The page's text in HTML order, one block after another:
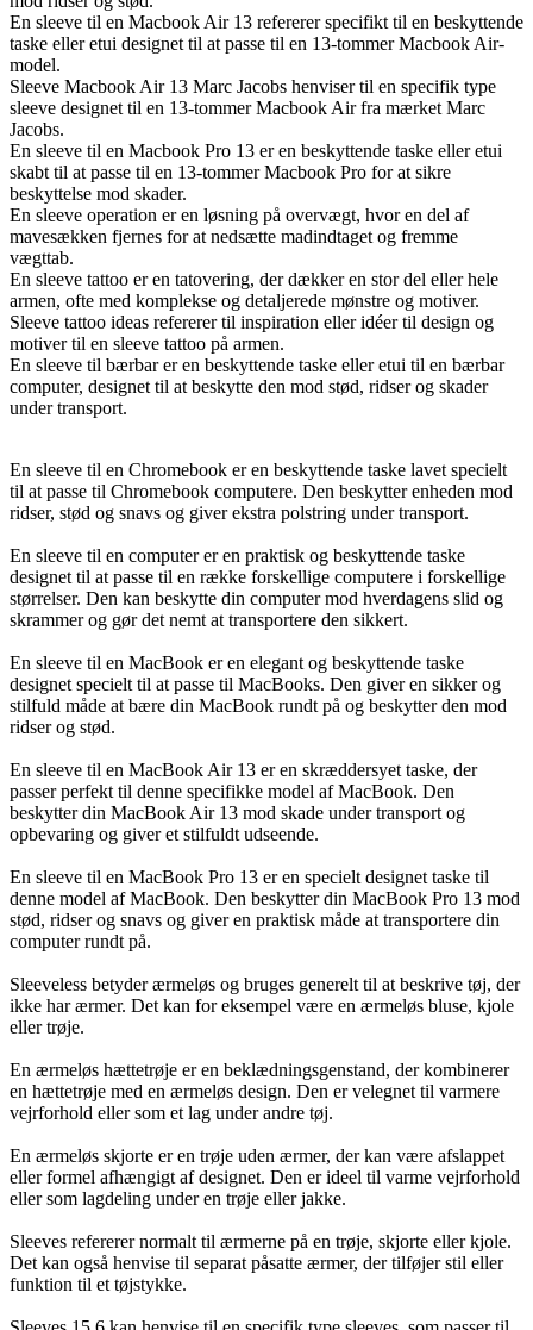
En sleeve til en Macbook Air 13 refererer specifikt til en beskyttende
taske eller etui designet til at passe til en 13-tommer Macbook Air-
model.
Sleeve Macbook Air 13 Marc Jacobs henviser til en specifik type
sleeve designet til en 13-tommer Macbook Air fra mærket Marc
Jacobs.
En sleeve til en Macbook Pro 13 er en beskyttende taske eller etui
skabt til at passe til en 13-tommer Macbook Pro for at sikre
beskyttelse mod skader.
En sleeve operation er en løsning på overvægt, hvor en del af
mavesækken fjernes for at nedsætte madindtaget og fremme
vægttab.
En sleeve tattoo er en tatovering, der dækker en stor del eller hele
armen, ofte med komplekse og detaljerede mønstre og motiver.
Sleeve tattoo ideas refererer til inspiration eller idéer til design og
motiver til en sleeve tattoo på armen.
En sleeve til bærbar er en beskyttende taske eller etui til en bærbar
computer, designet til at beskytte den mod stød, ridser og skader
under transport.
En sleeve til en Chromebook er en beskyttende taske lavet specielt
til at passe til Chromebook computere. Den beskytter enheden mod
ridser, stød og snavs og giver ekstra polstring under transport.
En sleeve til en computer er en praktisk og beskyttende taske
designet til at passe til en række forskellige computere i forskellige
størrelser. Den kan beskytte din computer mod hverdagens slid og
skrammer og gør det nemt at transportere den sikkert.
En sleeve til en MacBook er en elegant og beskyttende taske
designet specielt til at passe til MacBooks. Den giver en sikker og
stilfuld måde at bære din MacBook rundt på og beskytter den mod
ridser og stød.
En sleeve til en MacBook Air 13 er en skræddersyet taske, der
passer perfekt til denne specifikke model af MacBook. Den
beskytter din MacBook Air 13 mod skade under transport og
opbevaring og giver et stilfuldt udseende.
En sleeve til en MacBook Pro 13 er en specielt designet taske til
denne model af MacBook. Den beskytter din MacBook Pro 13 mod
stød, ridser og snavs og giver en praktisk måde at transportere din
computer rundt på.
Sleeveless betyder ærmeløs og bruges generelt til at beskrive tøj, der
ikke har ærmer. Det kan for eksempel være en ærmeløs bluse, kjole
eller trøje.
En ærmeløs hættetrøje er en beklædningsgenstand, der kombinerer
en hættetrøje med en ærmeløs design. Den er velegnet til varmere
vejrforhold eller som et lag under andre tøj.
En ærmeløs skjorte er en trøje uden ærmer, der kan være afslappet
eller formel afhængigt af designet. Den er ideel til varme vejrforhold
eller som lagdeling under en trøje eller jakke.
Sleeves refererer normalt til ærmerne på en trøje, skjorte eller kjole.
Det kan også henvise til separat påsatte ærmer, der tilføjer stil eller
funktion til et tøjstykke.